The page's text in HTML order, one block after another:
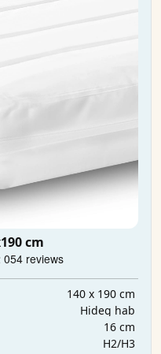
cm
140 x 190 cm
Hideg hab
16 cm
H2/H3